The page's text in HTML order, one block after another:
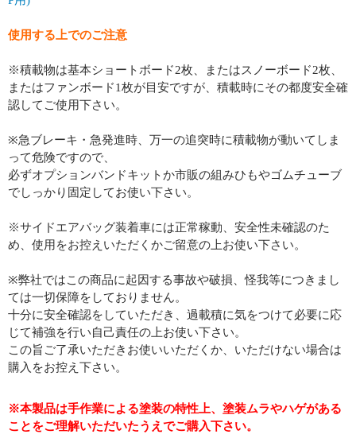
使用する上でのご注意
※積載物は基本ショートボード2枚、またはスノーボード2枚、
またはファンボード1枚が目安ですが、積載時にその都度安全確
認してご使用下さい。
※急ブレーキ・急発進時、万一の追突時に積載物が動いてしま
って危険ですので、
必ずオプションバンドキットか市販の組みひもやゴムチューブ
でしっかり固定してお使い下さい。
※サイドエアバッグ装着車には正常稼動、安全性未確認のた
め、使用をお控えいただくかご留意の上お使い下さい。
※弊社ではこの商品に起因する事故や破損、怪我等につきまし
ては一切保障をしておりません。
十分に安全確認をしていただき、過載積に気をつけて必要に応
じて補強を行い自己責任の上お使い下さい。
この旨ご了承いただきお使いいただくか、いただけない場合は
購入をお控え下さい。
※本製品は手作業による塗装の特性上、塗装ムラやハゲがある
ことをご理解いただいたうえでご購入下さい。